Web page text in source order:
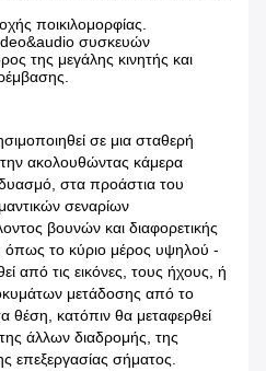
ποικιλομορφίας.
συσκευών
της μεγάλης κινητής και
σε μια σταθερή
ακολουθώντας κάμερα
στα προάστια του
σεναρίων
βουνών και διαφορετικής
όπως το κύριο μέρος υψηλού -
από τις εικόνες, τους ήχους, ή
μετάδοσης από το
κατόπιν θα μεταφερθεί
άλλων διαδρομής, της
επεξεργασίας σήματος.